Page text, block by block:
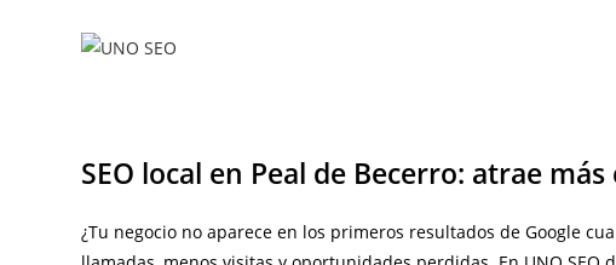
SEO local en Peal de Becerro: atrae
¿Tu negocio no aparece en los primeros resultados de Google